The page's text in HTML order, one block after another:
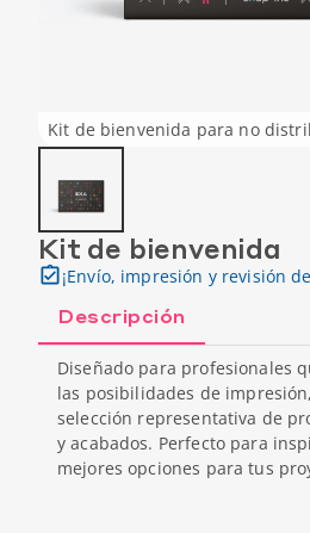
Kit de bienvenida para no
Kit de bienvenida
¡Envío, impresión y revisión
Descripción
Diseñado para profesionales
las posibilidades de
selección representativa de
y acabados. Perfecto para
mejores opciones para tus